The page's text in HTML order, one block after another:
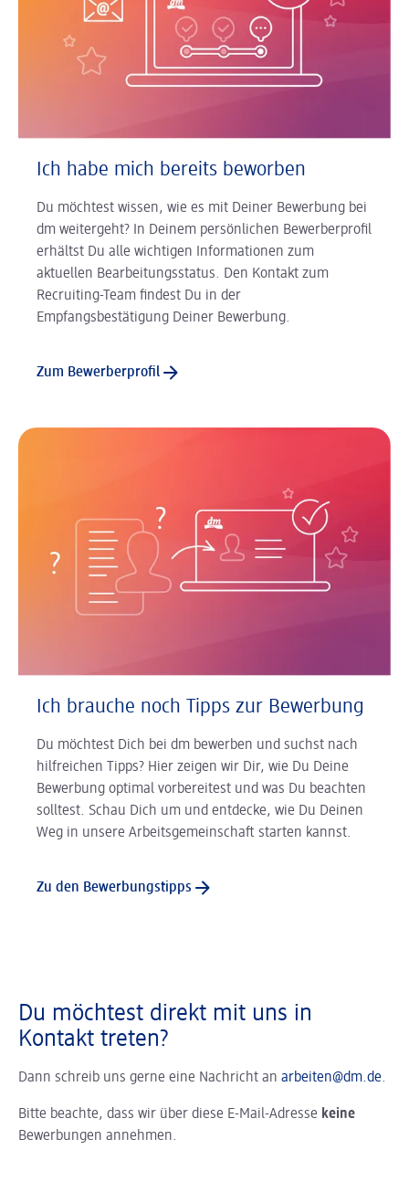
Ich habe mich bereits beworben
Du möchtest wissen, wie es mit Deiner Bewerbung bei
dm weitergeht? In Deinem persönlichen Bewerberprofil
erhältst Du alle wichtigen Informationen zum
aktuellen Bearbeitungsstatus. Den Kontakt zum
Recruiting-Team findest Du in der
Empfangsbestätigung Deiner Bewerbung.
Zum Bewerberprofil
Ich brauche noch Tipps zur Bewerbung
Du möchtest Dich bei dm bewerben und suchst nach
hilfreichen Tipps? Hier zeigen wir Dir, wie Du Deine
Bewerbung optimal vorbereitest und was Du beachten
solltest. Schau Dich um und entdecke, wie Du Deinen
Weg in unsere Arbeitsgemeinschaft starten kannst.
Zu den Bewerbungstipps
Du möchtest direkt mit uns in
Kontakt treten?
Dann schreib uns gerne eine Nachricht an arbeiten@dm.de.
Bitte beachte, dass wir über diese E-Mail-Adresse keine
Bewerbungen annehmen.